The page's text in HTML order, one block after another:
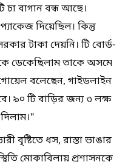
চা বাগান বন্ধ আছে।
দিয়েছিল। কিন্তু
টাকা দেয়নি। টি বোর্ড-
ডেকেছিলাম তাকে অসমে
বলেছেন, গাইডলাইন
৯০ টি বাড়ির জন্য ৩ লক্ষ
বৃষ্টিতে ধস, রাস্তা ভাঙার
মোকাবিলায় প্রশাসনকে